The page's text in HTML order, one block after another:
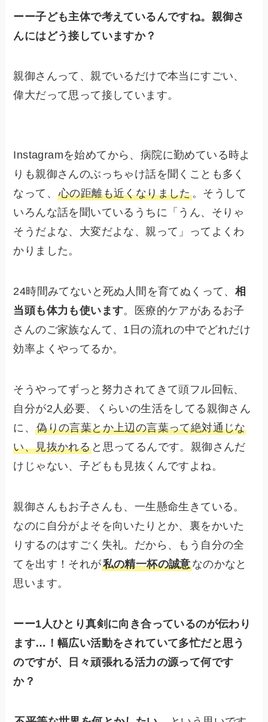
ーー子ども主体で考えているんですね。親御さ
んにはどう接していますか？
親御さんって、親でいるだけで本当にすごい、
偉大だって思って接しています。
Instagramを始めてから、病院に勤めている時よ
りも親御さんのぶっちゃけ話を聞くことも多く
なって、心の距離も近くなりました。そうして
いろんな話を聞いているうちに「うん、そりゃ
そうだよな、大変だよな、親って」ってよくわ
かりました。
24時間みてないと死ぬ人間を育てぬくって、 相
当頭も体力も使います。医療的ケアがあるお子
さんのご家族なんて、1日の流れの中でどれだけ
効率よくやってるか。
そうやってずっと努力されてきて頭フル回転、
自分が2人必要、くらいの生活をしてる親御さん
に、偽りの言葉とか上辺の言葉って絶対通じな
い、見抜かれる と思ってるんです。親御さんだ
けじゃない、子どもも見抜くんですよね。
親御さんもお子さんも、一生懸命生きている。
なのに自分がよそを向いたりとか、裏をかいた
りするのはすごく失礼。だから、もう自分の全
てを出す！それが私の精一杯の誠意なのかなと
思います。
ーー1人ひとり真剣に向き合っているのが伝わり
ます…！幅広い活動をされていて多忙だと思う
のですが、日々頑張れる活力の源って何です
か？